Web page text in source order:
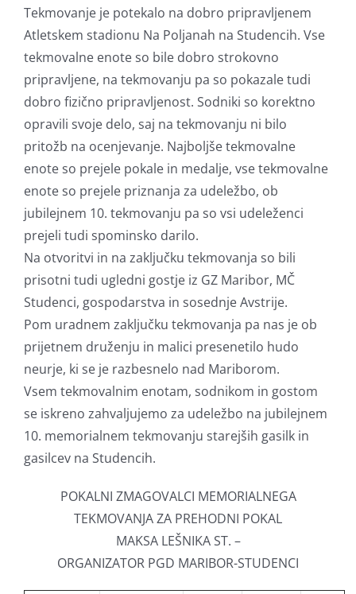
Tekmovanje je potekalo na dobro pripravljenem
Atletskem stadionu Na Poljanah na Studencih. Vse
tekmovalne enote so bile dobro strokovno
pripravljene, na tekmovanju pa so pokazale tudi
dobro fizično pripravljenost. Sodniki so korektno
opravili svoje delo, saj na tekmovanju ni bilo
pritožb na ocenjevanje. Najboljše tekmovalne
enote so prejele pokale in medalje, vse tekmovalne
enote so prejele priznanja za udeležbo, ob
jubilejnem 10. tekmovanju pa so vsi udeleženci
prejeli tudi spominsko darilo.
Na otvoritvi in na zaključku tekmovanja so bili
prisotni tudi ugledni gostje iz GZ Maribor, MČ
Studenci, gospodarstva in sosednje Avstrije.
Pom uradnem zaključku tekmovanja pa nas je ob
prijetnem druženju in malici presenetilo hudo
neurje, ki se je razbesnelo nad Mariborom.
Vsem tekmovalnim enotam, sodnikom in gostom
se iskreno zahvaljujemo za udeležbo na jubilejnem
10. memorialnem tekmovanju starejših gasilk in
gasilcev na Studencih.
POKALNI ZMAGOVALCI MEMORIALNEGA
TEKMOVANJA ZA PREHODNI POKAL
MAKSA LEŠNIKA ST. –
ORGANIZATOR PGD MARIBOR-STUDENCI